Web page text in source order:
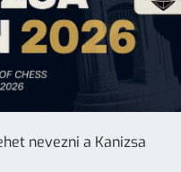
nevezni a Kanizsa